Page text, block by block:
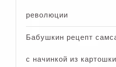
революции
Бабушкин рецепт
с начинкой из